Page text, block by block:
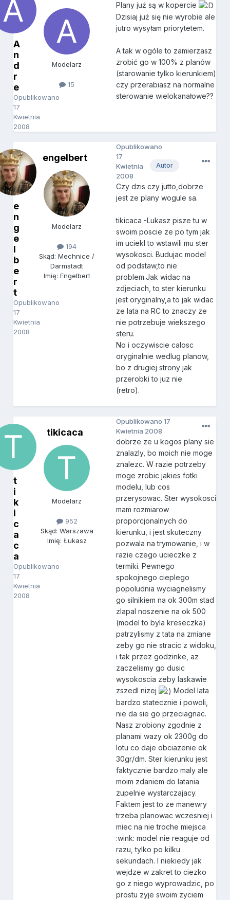
A
n
d
r
e
Opublikowano
17
Kwietnia
2008
Modelarz
15
Plany już są w kopercie
Dzisiaj już się nie wyrobie ale
jutro wysyłam priorytetem.
A tak w ogóle to zamierzasz
zrobić go w 100% z planów
(starowanie tylko kierunkiem)
czy przerabiasz na normalne
sterowanie wielokanałowe??
e
n
g
e
l
b
e
r
t
Opublikowano
17
Kwietnia
2008
engelbert
Modelarz
194
Skąd: Mechnice /
Darmstadt
Imię: Engelbert
Autor
Opublikowano
17
Kwietnia
2008
Czy dzis czy jutto,dobrze
jest ze plany wogule sa.
tikicaca -Lukasz pisze tu w
swoim poscie ze po tym jak
im uciekl to wstawili mu ster
wysokosci. Budujac model
od podstaw,to nie
problem.Jak widac na
zdjeciach, to ster kierunku
jest oryginalny,a to jak widac
ze lata na RC to znaczy ze
nie potrzebuje wiekszego
steru.
No i oczywiscie calosc
oryginalnie wedlug planow,
bo z drugiej strony jak
przerobki to juz nie
(retro).
t
i
k
i
c
a
c
a
Opublikowano
17
Kwietnia
2008
tikicaca
Modelarz
952
Skąd: Warszawa
Imię: Łukasz
Opublikowano17
Kwietnia 2008
dobrze ze u kogos plany sie
znalazly, bo moich nie moge
znalezc. W razie potrzeby
moge zrobic jakies fotki
modelu, lub cos
przerysowac. Ster wysokosci
mam rozmiarow
proporcjonalnych do
kierunku, i jest skuteczny
pozwala na trymowanie, i w
razie czego ucieczke z
termiki. Pewnego
spokojnego cieplego
popoludnia wyciagnelismy
go silnikiem na ok 300m stad
zlapal noszenie na ok 500
(model to byla kreseczka)
patrzylismy z tata na zmiane
zeby go nie stracic z widoku,
i tak przez godzinke, az
zaczelismy go dusic
wysokoscia zeby laskawie
zszedl nizej
Model lata
bardzo statecznie i powoli,
nie da sie go przeciagnac.
Nasz zrobiony zgodnie z
planami wazy ok 2300g do
lotu co daje obciazenie ok
30gr/dm. Ster kierunku jest
faktycznie bardzo maly ale
moim zdaniem do latania
zupelnie wystarczajacy.
Faktem jest to ze manewry
trzeba planowac wczesniej i
miec na nie troche miejsca
:wink: model nie reaguje od
razu, tylko po kilku
sekundach. I niekiedy jak
wejdze w zakret to ciezko
go z niego wyprowadzic, po
prostu zyje swoim zyciem